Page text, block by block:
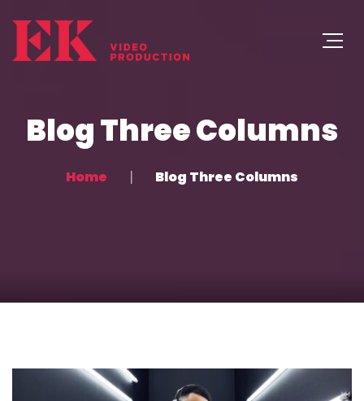
Blog Three Columns
Home Blog Three Columns